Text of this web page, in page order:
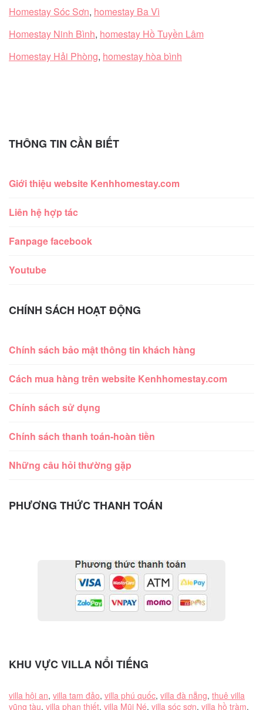
Homestay Sóc Sơn, homestay Ba Vì
Homestay Ninh Bình, homestay Hồ Tuyền Lâm
Homestay Hải Phòng, homestay hòa bình
THÔNG TIN CẦN BIẾT
Giới thiệu website Kenhhomestay.com
Liên hệ hợp tác
Fanpage facebook
Youtube
CHÍNH SÁCH HOẠT ĐỘNG
Chính sách bảo mật thông tin khách hàng
Cách mua hàng trên website Kenhhomestay.com
Chính sách sử dụng
Chính sách thanh toán-hoàn tiền
Những câu hỏi thường gặp
PHƯƠNG THỨC THANH TOÁN
KHU VỰC VILLA NỔI TIẾNG
villa hội an, villa tam đảo, villa phú quốc, villa đà nẵng, thuê villa
vũng tàu, villa phan thiết, villa Mũi Né, villa sóc sơn, villa hồ tràm,